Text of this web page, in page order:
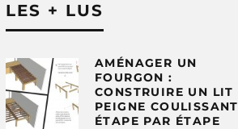
LES + LUS
AMÉNAGER UN
FOURGON :
CONSTRUIRE UN LIT
PEIGNE COULISSANT
ÉTAPE PAR ÉTAPE